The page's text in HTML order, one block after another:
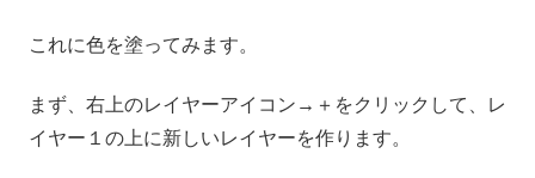
これに色を塗ってみます。
まず、右上のレイヤーアイコン→＋をクリックして、レ
イヤー１の上に新しいレイヤーを作ります。